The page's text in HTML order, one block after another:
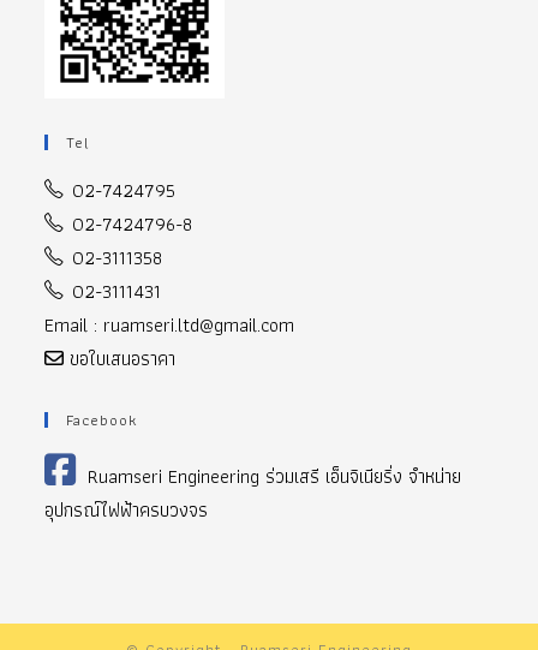
Tel
02-7424795
02-7424796-8
02-3111358
02-3111431
Email : ruamseri.ltd@gmail.com
ขอใบเสนอราคา
Facebook
Ruamseri Engineering ร่วมเสรี เอ็นจิเนียริ่ง จำหน่าย
อุปกรณ์ไฟฟ้าครบวงจร